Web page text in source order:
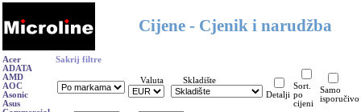
Cijene - Cjenik i narudžba
Acer
ADATA
AMD
AOC
Asonic
Asus
Sakrij filtre
Valuta
Skladište
Detalji
Sort.
po
cijeni
Samo
isporučivo